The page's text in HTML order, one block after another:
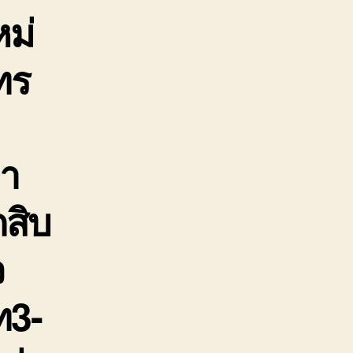
ส่ง
ค้า
คา
ม่
บ
3-